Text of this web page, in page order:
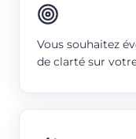
Vous souhaitez
de clarté sur